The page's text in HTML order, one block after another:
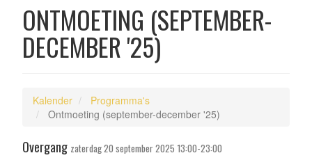
ONTMOETING (SEPTEMBER-
DECEMBER '25)
Kalender
Programma's
Ontmoeting (september-december '25)
Overgang zaterdag 20 september 2025 13:00-23:00